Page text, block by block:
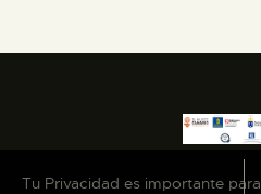
Tu Privacidad es importante para